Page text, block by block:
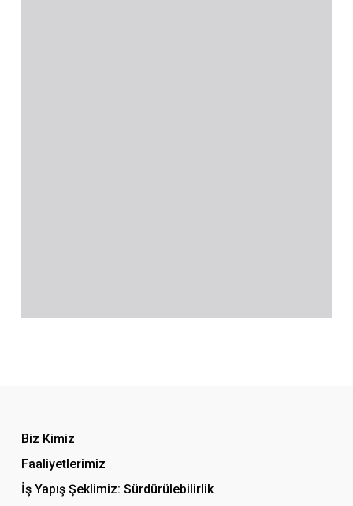
Biz Kimiz
Faaliyetlerimiz
İş Yapış Şeklimiz: Sürdürülebilirlik